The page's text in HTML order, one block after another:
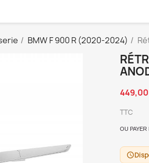
BMW F 900 R (2020-2024)
TTC
OU PAYER
schedule